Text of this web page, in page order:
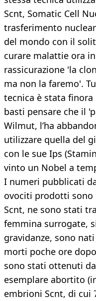
Scnt, Somatic Cell
trasferimento
del mondo con il
curare malattie ora
rassicurazione 'la
ma non la faremo'.
tecnica è stata
basti pensare che il
Wilmut, l’ha
utilizzare quella del
con le sue Ips
vinto un Nobel a
I numeri pubblicati
ovociti prodotti
Scnt, ne sono stati
femmina surrogate,
gravidanze, sono
morti poche ore
sono stati ottenuti
esemplare abortito
embrioni Scnt, di cui